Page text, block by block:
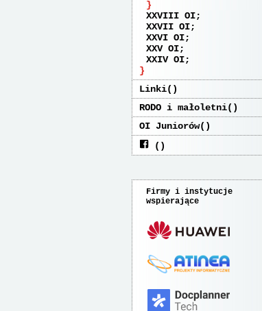
XXVIII OI
XXVII OI
XXVI OI
XXV OI
XXIV OI
Linki
RODO i małoletni
OI Juniorów
Firmy i instytucje
wspierające